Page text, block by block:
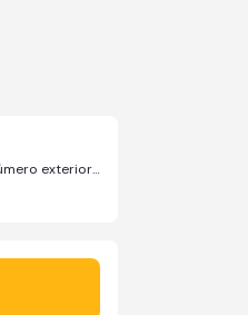
Boulevard Antonio Rosales , Sin número exterior, Lote 6, manzana 24, número interior Local 06 - Ahome, Sinaloa